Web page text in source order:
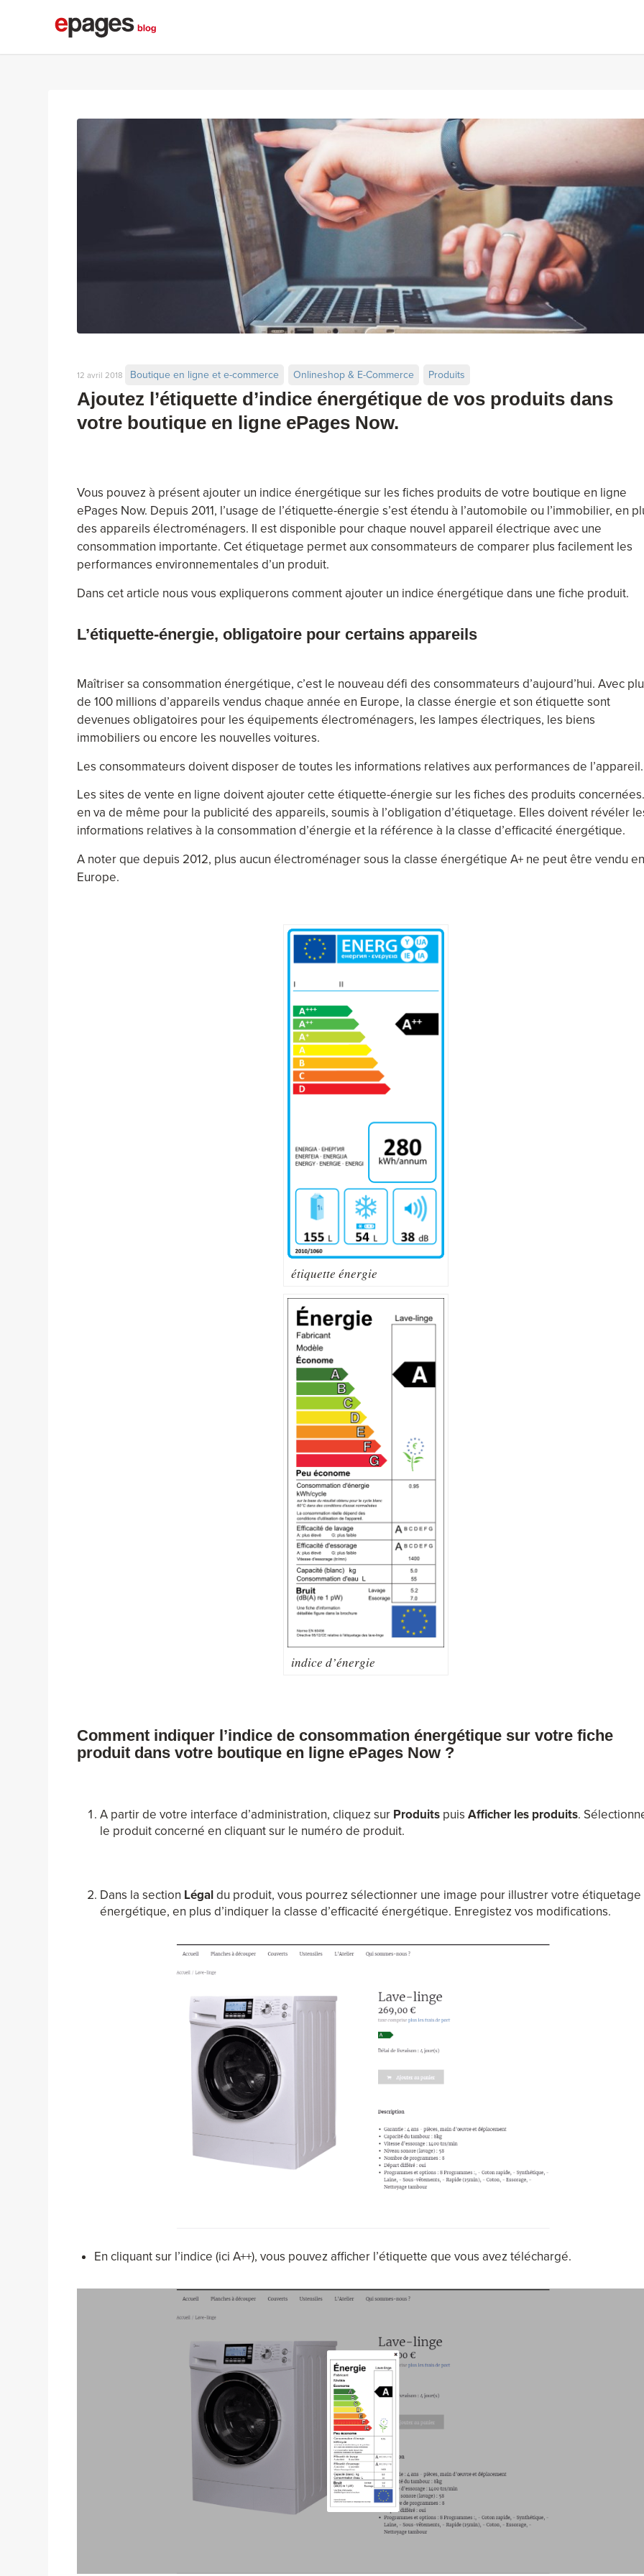
Ajoutez l’étiquette d’indice énergétique de vos produits dans
votre boutique en ligne ePages Now.
12 avril 2018 Boutique en ligne et e-commerce Onlineshop & E-Commerce Produits
Vous pouvez à présent ajouter un indice énergétique sur les fiches produits de votre boutique en ligne
ePages Now. Depuis 2011, l’usage de l’étiquette-énergie s’est étendu à l’automobile ou l’immobilier, en
des appareils électroménagers. Il est disponible pour chaque nouvel appareil électrique avec une
consommation importante. Cet étiquetage permet aux consommateurs de comparer plus facilement les
performances environnementales d’un produit.
Dans cet article nous vous expliquerons comment ajouter un indice énergétique dans une fiche produit.
L’étiquette-énergie, obligatoire pour certains appareils
Maîtriser sa consommation énergétique, c’est le nouveau défi des consommateurs d’aujourd’hui. Avec
de 100 millions d’appareils vendus chaque année en Europe, la classe énergie et son étiquette sont
devenues obligatoires pour les équipements électroménagers, les lampes électriques, les biens
immobiliers ou encore les nouvelles voitures.
Les consommateurs doivent disposer de toutes les informations relatives aux performances de l’appareil.
Les sites de vente en ligne doivent ajouter cette étiquette-énergie sur les fiches des produits
en va de même pour la publicité des appareils, soumis à l’obligation d’étiquetage. Elles doivent révéler
informations relatives à la consommation d’énergie et la référence à la classe d’efficacité énergétique.
A noter que depuis 2012, plus aucun électroménager sous la classe énergétique A+ ne peut être vendu en
Europe.
étiquette énergie
indice d’énergie
Comment indiquer l’indice de consommation énergétique sur votre fiche
produit dans votre boutique en ligne ePages Now ?
A partir de votre interface d’administration, cliquez sur Produits puis Afficher les produits.
le produit concerné en cliquant sur le numéro de produit.
Dans la section Légaldu produit, vous pourrez sélectionner une image pour illustrer votre étiquetage
énergétique, en plus d’indiquer la classe d’efficacité énergétique. Enregistez vos modifications.
En cliquant sur l’indice (ici A++), vous pouvez afficher l’étiquette que vous avez téléchargé.